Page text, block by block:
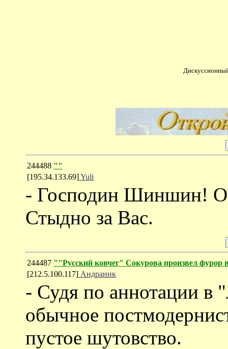
244488 ""
[195.34.133.69]Yuli
- Господин Шиншин!
Стыдно за Вас.
244487 ""Русский ковчег" Сокурова произвел фурор
[212.5.100.117] Андраник
- Судя по аннотации в
обычное
пустое шутовство.